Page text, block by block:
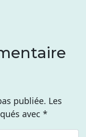
publiée. Les
avec *